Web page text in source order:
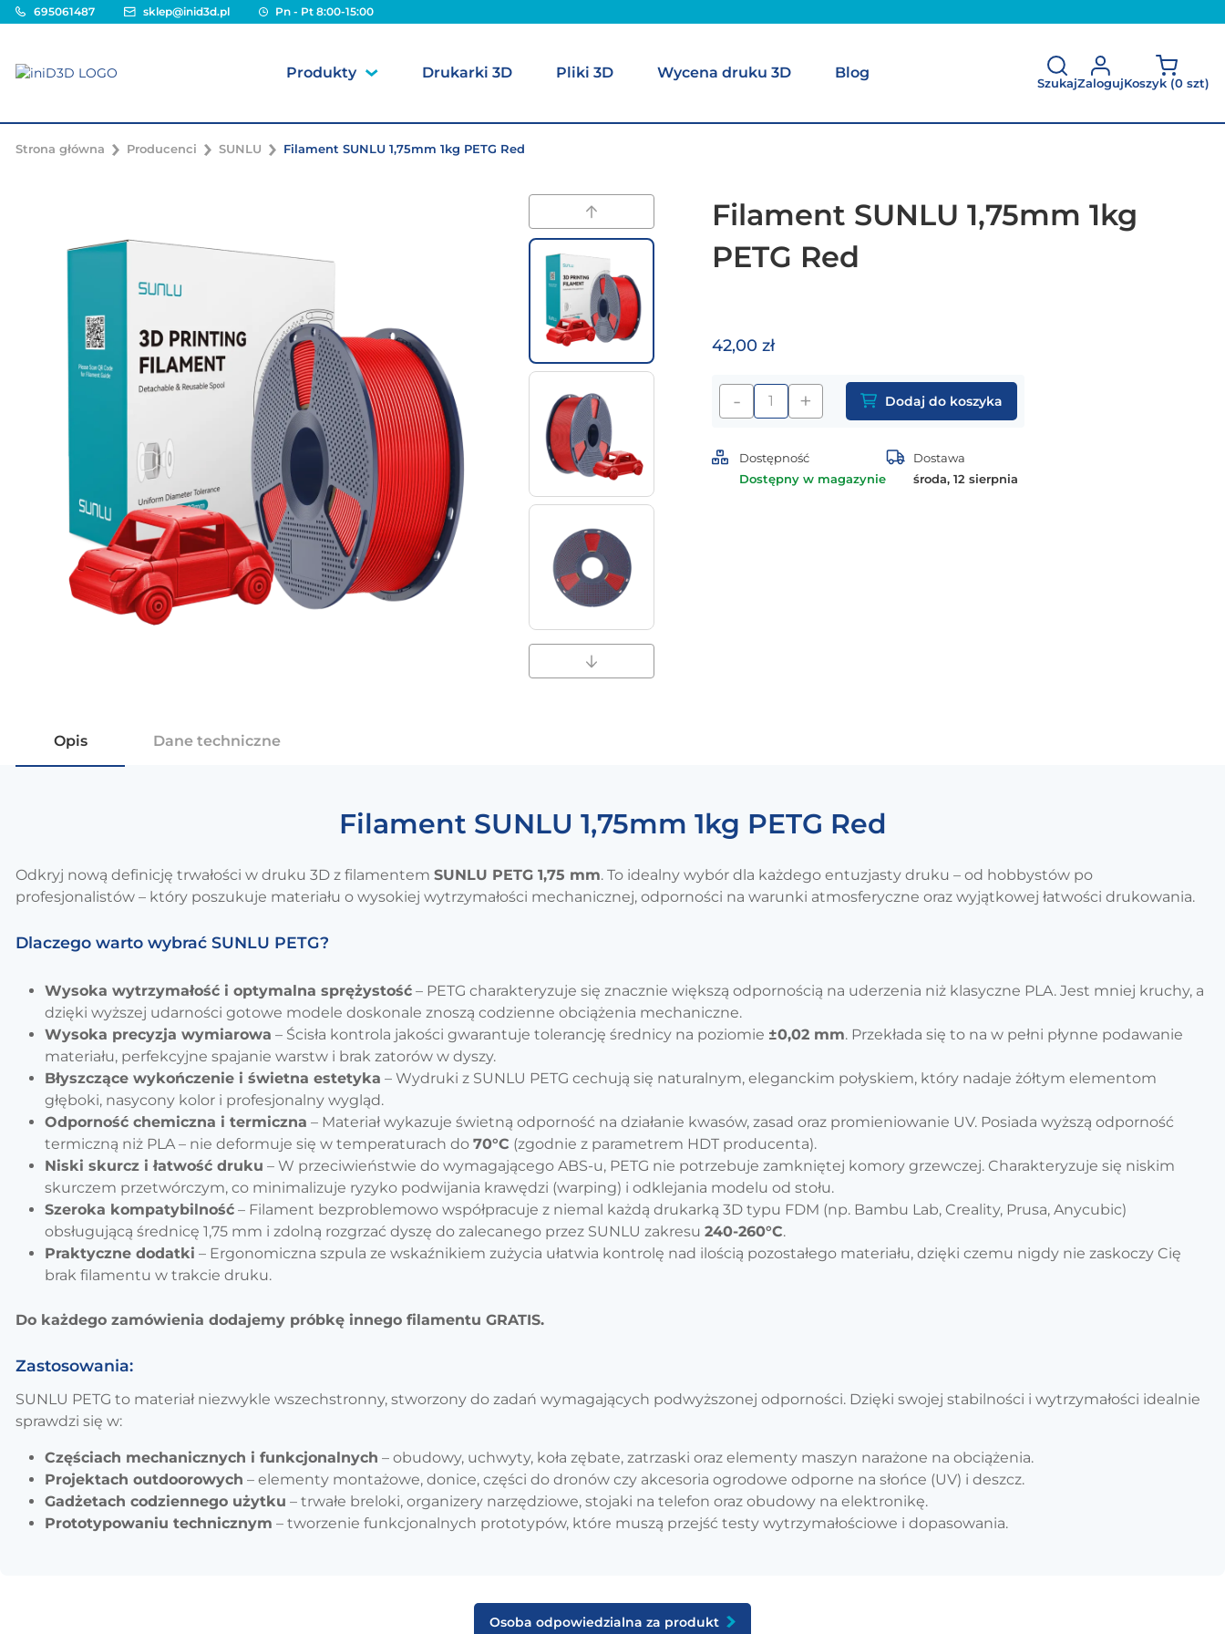
695061487 sklep@inid3d.pl Pn - Pt 8:00-15:00
Produkty Drukarki 3D Pliki 3D Wycena druku 3D Blog
SzukajZalogujKoszyk (0 szt)
Strona główna Producenci SUNLU Filament SUNLU 1,75mm 1kg PETG Red
Filament SUNLU 1,75mm 1kg
PETG Red
42,00 zł
-
ilość
SUNLU
1,75mm
+ Dodaj do koszyka
Dostępność
Dostępny w magazynie
Dostawa
środa, 12 sierpnia
Opis Dane techniczne
Filament SUNLU 1,75mm 1kg PETG Red
Odkryj nową definicję trwałości w druku 3D z filamentem SUNLU PETG 1,75 mm. To idealny wybór dla każdego entuzjasty druku – od hobbystów po
profesjonalistów – który poszukuje materiału o wysokiej wytrzymałości mechanicznej, odporności na warunki atmosferyczne oraz wyjątkowej łatwości drukowania.
Dlaczego warto wybrać SUNLU PETG?
Wysoka wytrzymałość i optymalna sprężystość – PETG charakteryzuje się znacznie większą odpornością na uderzenia niż klasyczne PLA. Jest mniej kruchy, a
dzięki wyższej udarności gotowe modele doskonale znoszą codzienne obciążenia mechaniczne.
Wysoka precyzja wymiarowa – Ścisła kontrola jakości gwarantuje tolerancję średnicy na poziomie ±0,02 mm. Przekłada się to na w pełni płynne podawanie
materiału, perfekcyjne spajanie warstw i brak zatorów w dyszy.
Błyszczące wykończenie i świetna estetyka – Wydruki z SUNLU PETG cechują się naturalnym, eleganckim połyskiem, który nadaje żółtym elementom
głęboki, nasycony kolor i profesjonalny wygląd.
Odporność chemiczna i termiczna – Materiał wykazuje świetną odporność na działanie kwasów, zasad oraz promieniowanie UV. Posiada wyższą odporność
termiczną niż PLA – nie deformuje się w temperaturach do 70°C (zgodnie z parametrem HDT producenta).
Niski skurcz i łatwość druku – W przeciwieństwie do wymagającego ABS-u, PETG nie potrzebuje zamkniętej komory grzewczej. Charakteryzuje się niskim
skurczem przetwórczym, co minimalizuje ryzyko podwijania krawędzi (warping) i odklejania modelu od stołu.
Szeroka kompatybilność – Filament bezproblemowo współpracuje z niemal każdą drukarką 3D typu FDM (np. Bambu Lab, Creality, Prusa, Anycubic)
obsługującą średnicę 1,75 mm i zdolną rozgrzać dyszę do zalecanego przez SUNLU zakresu 240-260°C.
Praktyczne dodatki – Ergonomiczna szpula ze wskaźnikiem zużycia ułatwia kontrolę nad ilością pozostałego materiału, dzięki czemu nigdy nie zaskoczy Cię
brak filamentu w trakcie druku.
Do każdego zamówienia dodajemy próbkę innego filamentu GRATIS.
Zastosowania:
SUNLU PETG to materiał niezwykle wszechstronny, stworzony do zadań wymagających podwyższonej odporności. Dzięki swojej stabilności i wytrzymałości idealnie
sprawdzi się w:
Częściach mechanicznych i funkcjonalnych – obudowy, uchwyty, koła zębate, zatrzaski oraz elementy maszyn narażone na obciążenia.
Projektach outdoorowych – elementy montażowe, donice, części do dronów czy akcesoria ogrodowe odporne na słońce (UV) i deszcz.
Gadżetach codziennego użytku – trwałe breloki, organizery narzędziowe, stojaki na telefon oraz obudowy na elektronikę.
Prototypowaniu technicznym – tworzenie funkcjonalnych prototypów, które muszą przejść testy wytrzymałościowe i dopasowania.
Osoba odpowiedzialna za produkt